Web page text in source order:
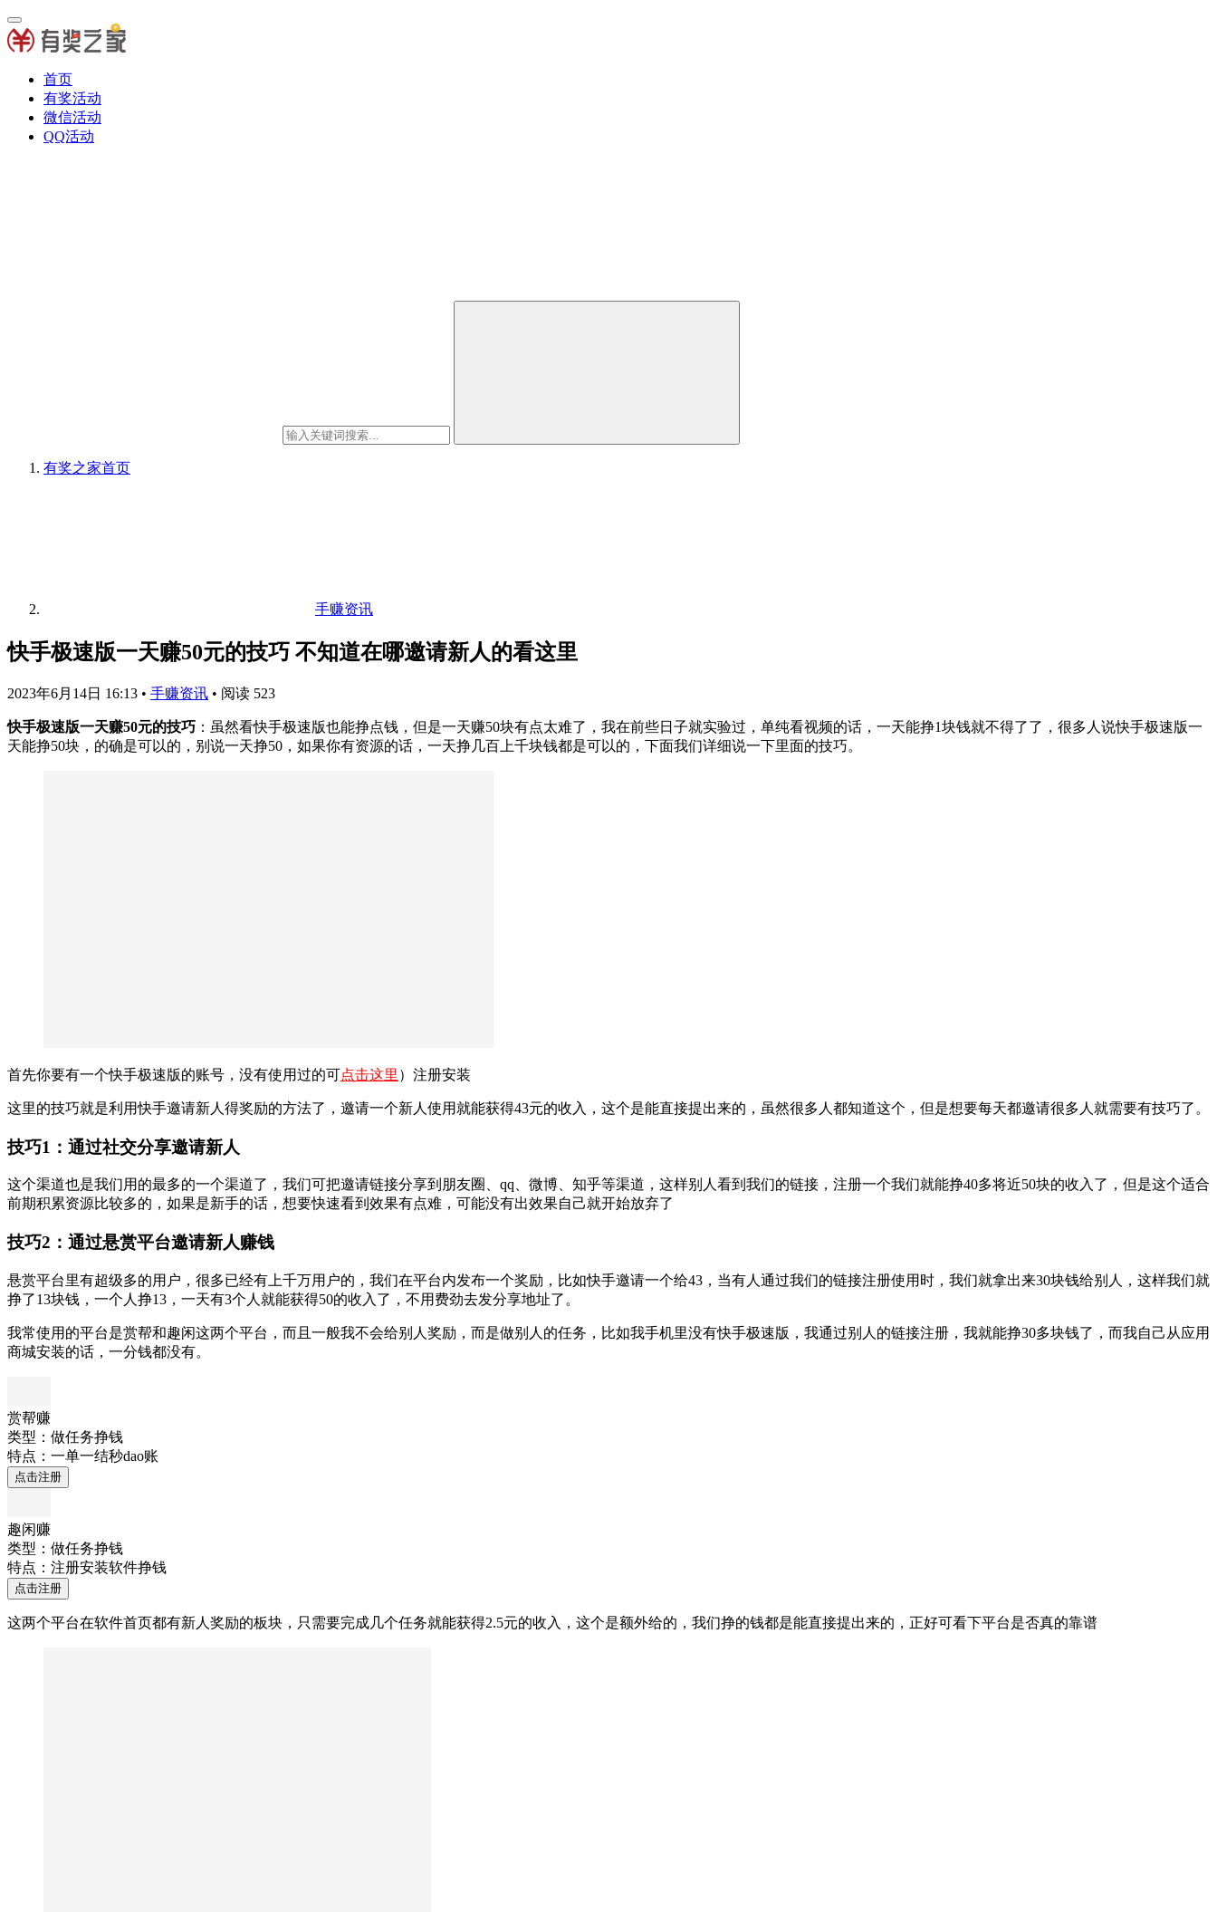
首页
有奖活动
微信活动
QQ活动
有奖之家首页
手赚资讯
快手极速版一天赚50元的技巧 不知道在哪邀请新人的看这里
2023年6月14日 16:13 • 手赚资讯 • 阅读 523
快手极速版一天赚50元的技巧 ：虽然看快手极速版也能挣点钱，但是一天赚50块有点太难了，我在前些日子就实验过，单纯看视频的话，一天能挣1块钱就不得了了，很多人说快手极速版一
天能挣50块，的确是可以的，别说一天挣50，如果你有资源的话，一天挣几百上千块钱都是可以的，下面我们详细说一下里面的技巧。
首先你要有一个快手极速版的账号，没有使用过的可点击这里 ）注册安装
这里的技巧就是利用快手邀请新人得奖励的方法了，邀请一个新人使用就能获得43元的收入，这个是能直接提出来的，虽然很多人都知道这个，但是想要每天都邀请很多人就需要有技巧了。
技巧1：通过社交分享邀请新人
这个渠道也是我们用的最多的一个渠道了，我们可把邀请链接分享到朋友圈、qq、微博、知乎等渠道，这样别人看到我们的链接，注册一个我们就能挣40多将近50块的收入了，但是这个适合
前期积累资源比较多的，如果是新手的话，想要快速看到效果有点难，可能没有出效果自己就开始放弃了
技巧2：通过悬赏平台邀请新人赚钱
悬赏平台里有超级多的用户，很多已经有上千万用户的，我们在平台内发布一个奖励，比如快手邀请一个给43，当有人通过我们的链接注册使用时，我们就拿出来30块钱给别人，这样我们就
挣了13块钱，一个人挣13，一天有3个人就能获得50的收入了，不用费劲去发分享地址了。
我常使用的平台是赏帮和趣闲这两个平台，而且一般我不会给别人奖励，而是做别人的任务，比如我手机里没有快手极速版，我通过别人的链接注册，我就能挣30多块钱了，而我自己从应用
商城安装的话，一分钱都没有。
赏帮赚
类型：做任务挣钱
特点：一单一结秒dao账
点击注册
趣闲赚
类型：做任务挣钱
特点：注册安装软件挣钱
点击注册
这两个平台在软件首页都有新人奖励的板块，只需要完成几个任务就能获得2.5元的收入，这个是额外给的，我们挣的钱都是能直接提出来的，正好可看下平台是否真的靠谱